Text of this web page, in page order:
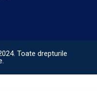
Toate drepturile